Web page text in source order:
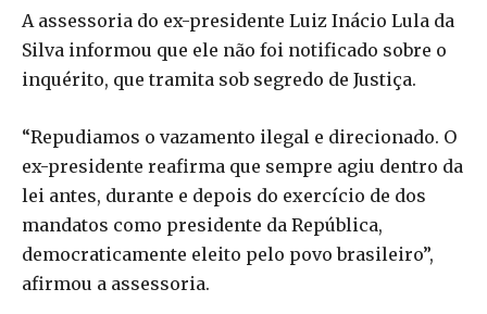
A assessoria do ex-presidente Luiz Inácio Lula da
Silva informou que ele não foi notificado sobre o
inquérito, que tramita sob segredo de Justiça.
“Repudiamos o vazamento ilegal e direcionado. O
ex-presidente reafirma que sempre agiu dentro da
lei antes, durante e depois do exercício de dos
mandatos como presidente da República,
democraticamente eleito pelo povo brasileiro”,
afirmou a assessoria.